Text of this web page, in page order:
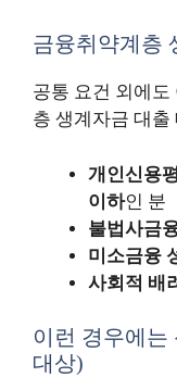
금융취약계층
공통 요건 외에도
층 생계자금 대출
개인신용
이하인 분
불법사금
미소금융
사회적 배
이런 경우에는
대상)